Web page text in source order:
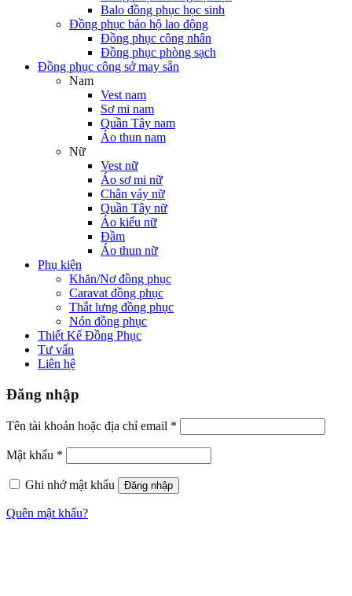
Balo đồng phục học sinh
Đồng phục bảo hộ lao động
Đồng phục công nhân
Đồng phục phòng sạch
Đồng phục công sở may sẵn
Nam
Vest nam
Sơ mi nam
Quần Tây nam
Áo thun nam
Nữ
Vest nữ
Áo sơ mi nữ
Chân váy nữ
Quần Tây nữ
Áo kiểu nữ
Đầm
Áo thun nữ
Phụ kiện
Khăn/Nơ đồng phục
Caravat đồng phục
Thắt lưng đồng phục
Nón đồng phục
Thiết Kế Đồng Phục
Tư vấn
Liên hệ
Đăng nhập
Tên tài khoản hoặc địa chỉ email *
Mật khẩu *
Ghi nhớ mật khẩu Đăng nhập
Quên mật khẩu?